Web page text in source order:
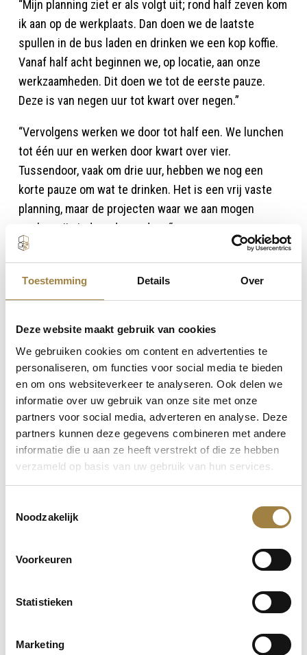
Toestemming Details Over
Deze website maakt gebruik van cookies
We gebruiken cookies om content en advertenties te
personaliseren, om functies voor social media te bieden
en om ons websiteverkeer te analyseren. Ook delen we
informatie over uw gebruik van onze site met onze
partners voor social media, adverteren en analyse. Deze
partners kunnen deze gegevens combineren met andere
informatie die u aan ze heeft verstrekt of die ze hebben
verzameld op basis van uw gebruik van hun services.
Noodzakelijk
Voorkeuren
Statistieken
Marketing
“Mijn planning ziet er als volgt uit; rond half zeven kom
ik aan op de werkplaats. Dan doen we de laatste
spullen in de bus laden en drinken we een kop koffie.
Vanaf half acht beginnen we, op locatie, aan onze
werkzaamheden. Dit doen we tot de eerste pauze.
Deze is van negen uur tot kwart over negen.”
“Vervolgens werken we door tot half een. We lunchen
tot één uur en werken door kwart over vier.
Tussendoor, vaak om drie uur, hebben we nog een
korte pauze om wat te drinken. Het is een vrij vaste
planning, maar de projecten waar we aan mogen
werken zijn iedere dag anders.“
Aan wat voor projecten mogen
we dan denken?
“Ik heb veel projecten mogen doen. In Arendonk
gebouwd voor Schipvast. Daar hebben we veel werk
gestopt in het monteren van betonnen balken. De
uitvoerder van dat project had net een operatie gehad
en kon daarom niet werken. Daardoor werd ik het
aanspreekpunt. Samen met een Zzp’er hebben we de
gehele kelder met betonnen balken betimmerd? Dat is
ook het moment geweest dat ik voor mezelf had
“Borrenbergs gaf mij de kans om een
leermeestercursus te volgen. Deze heb ik inmiddels
afgerond en ik mag mezelf dan ook leermeester
leerling projecten uitvoeren. Ik vind het leuk om een
geleden volgde ik hetzelfde traject als deze leerling,